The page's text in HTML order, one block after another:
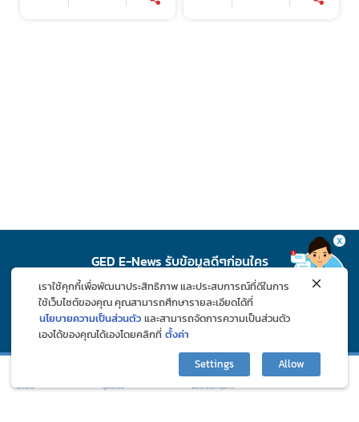
GED E-News รับข้อมูลดีๆก่อนใคร
บทความ ภูมิแพ้คลับ
X
เราใช้คุกกี้เพื่อพัฒนาประสิทธิภาพ และประสบการณ์ที่ดีในการ
ใช้เว็บไซต์ของคุณ คุณสามารถศึกษารายละเอียดได้ที่
นโยบายความเป็นส่วนตัว และสามารถจัดการความเป็นส่วนตัว
เองได้ของคุณได้เองโดยคลิกที่ ตั้งค่า
Settings
Allow